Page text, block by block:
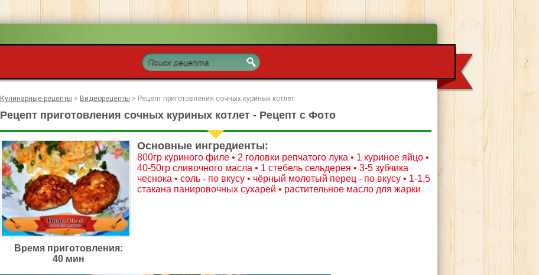
Кулинарные рецепты > Видеорецепты > Рецепт приготовления сочных куриных котлет
Рецепт приготовления сочных куриных котлет - Рецепт с Фото
Время приготовления:
40 мин
Основные ингредиенты:
800гр куриного филе • 2 головки репчатого лука • 1 куриное яйцо •
40-50гр сливочного масла • 1 стебель сельдерея • 3-5 зубчика
чеснока • соль - по вкусу • чёрный молотый перец - по вкусу • 1-1,5
стакана панировочных сухарей • растительное масло для жарки